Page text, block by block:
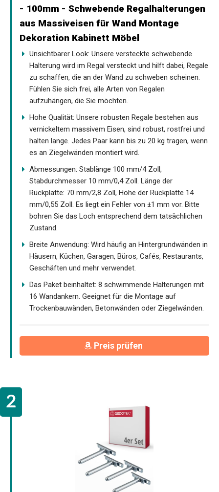
- 100mm - Schwebende Regalhalterungen
aus Massiveisen für Wand Montage
Dekoration Kabinett Möbel
Unsichtbarer Look: Unsere versteckte schwebende
Halterung wird im Regal versteckt und hilft dabei, Regale
zu schaffen, die an der Wand zu schweben scheinen.
Fühlen Sie sich frei, alle Arten von Regalen
aufzuhängen, die Sie möchten.
Hohe Qualität: Unsere robusten Regale bestehen aus
vernickeltem massivem Eisen, sind robust, rostfrei und
halten lange. Jedes Paar kann bis zu 20 kg tragen, wenn
es an Ziegelwänden montiert wird.
Abmessungen: Stablänge 100 mm/4 Zoll,
Stabdurchmesser 10 mm/0,4 Zoll. Länge der
Rückplatte: 70 mm/2,8 Zoll, Höhe der Rückplatte 14
mm/0,55 Zoll. Es liegt ein Fehler von ±1 mm vor. Bitte
bohren Sie das Loch entsprechend dem tatsächlichen
Zustand.
Breite Anwendung: Wird häufig an Hintergrundwänden in
Häusern, Küchen, Garagen, Büros, Cafés, Restaurants,
Geschäften und mehr verwendet.
Das Paket beinhaltet: 8 schwimmende Halterungen mit
16 Wandankern. Geeignet für die Montage auf
Trockenbauwänden, Betonwänden oder Ziegelwänden.
Preis prüfen